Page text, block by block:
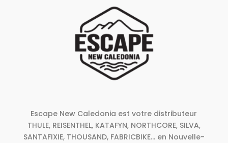
Escape New Caledonia est votre distributeur
THULE, REISENTHEL, KATAFYN, NORTHCORE, SILVA,
SANTAFIXIE, THOUSAND, FABRICBIKE... en Nouvelle-